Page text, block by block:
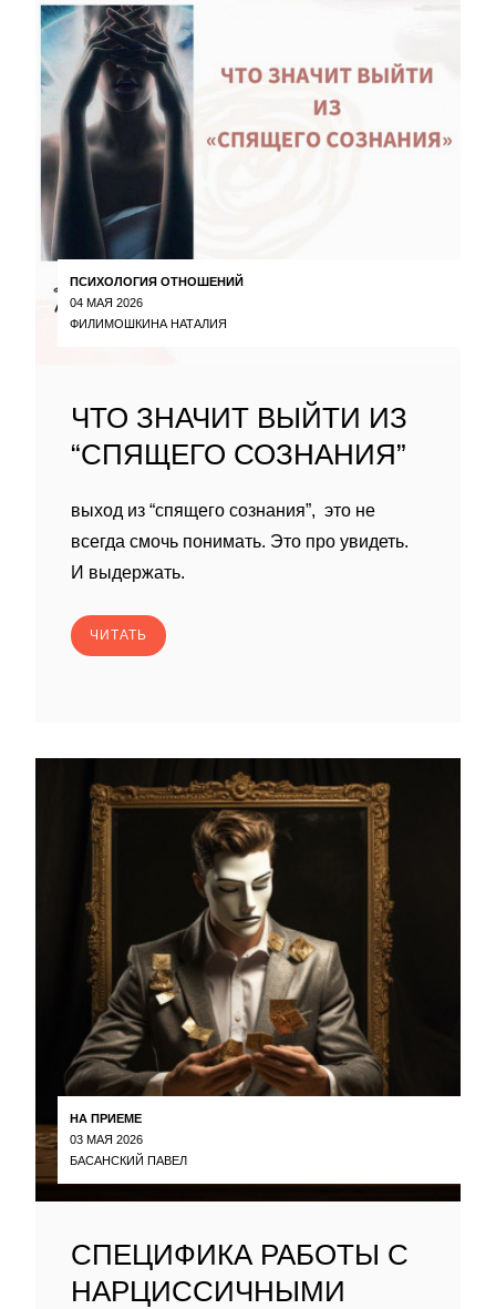
ПСИХОЛОГИЯ ОТНОШЕНИЙ
04 МАЯ 2026
ФИЛИМОШКИНА НАТАЛИЯ
ЧТО ЗНАЧИТ ВЫЙТИ ИЗ
“СПЯЩЕГО СОЗНАНИЯ”
выход из “спящего сознания”, это не
всегда смочь понимать. Это про увидеть.
И выдержать.
ЧИТАТЬ
НА ПРИЕМЕ
03 МАЯ 2026
БАСАНСКИЙ ПАВЕЛ
СПЕЦИФИКА РАБОТЫ С
НАРЦИССИЧНЫМИ